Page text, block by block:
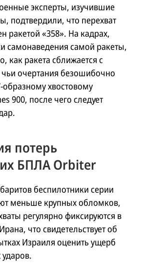
эксперты, изучившие
подтвердили, что перехват
ракетой «358». На кадрах,
самонаведения самой ракеты,
как ракета сближается с
очертания безошибочно
образному хвостовому
900, после чего следует
потерь
БПЛА Orbiter
беспилотники серии
меньше крупных обломков,
регулярно фиксируются в
что свидетельствует об
Израиля оценить ущерб